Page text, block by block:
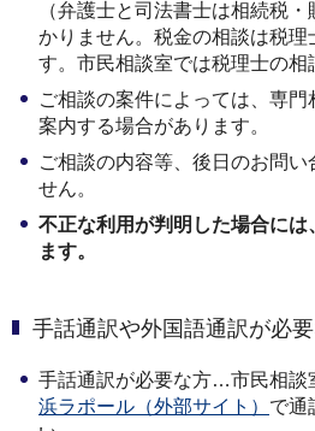
（弁護士と司法書士は相続税
かりません。税金の相談は税理
す。市民相談室では税理士の相
ご相談の案件によっては、専
案内する場合があります。
ご相談の内容等、後日のお問い
せん。
不正な利用が判明した場合には
ます。
手話通訳や外国語通訳が必
手話通訳が必要な方…市民相談
浜ラポール（外部サイト） で通